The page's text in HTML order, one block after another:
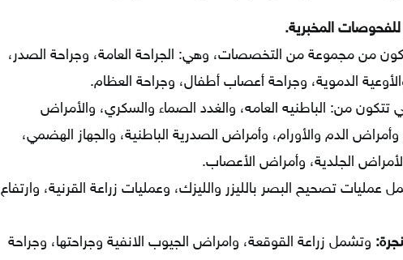
للفحوصات المخبرية.
من مجموعة من التخصصات، وهي: الجراحة العامة، وجراحة الصدر،
الدموية، وجراحة أعصاب أطفال، وجراحة العظام.
تتكون من: الباطنيه العامه، والغدد الصماء والسكري، والأمراض
وأمراض الدم والأورام، وأمراض الصدرية الباطنية، والجهاز الهضمي،
الجلدية، وأمراض الأعصاب.
عمليات تصحيح البصر بالليزر والليزك، وعمليات زراعة القرنية، وارتفاع
وتشمل زراعة القوقعة، وامراض الجيوب الانفية وجراحتها، وجراحة